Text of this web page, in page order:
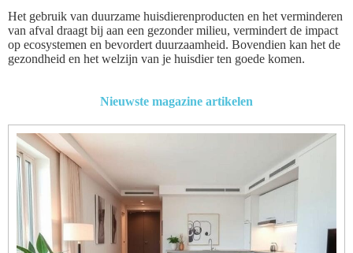
Het gebruik van duurzame huisdierenproducten en het verminderen
van afval draagt bij aan een gezonder milieu, vermindert de impact
op ecosystemen en bevordert duurzaamheid. Bovendien kan het de
gezondheid en het welzijn van je huisdier ten goede komen.
Nieuwste magazine artikelen